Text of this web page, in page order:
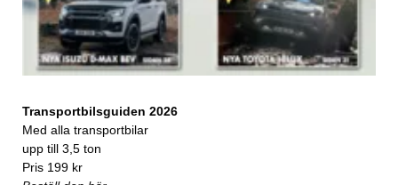
Transportbilsguiden 2026
Med alla transportbilar
upp till 3,5 ton
Pris 199 kr